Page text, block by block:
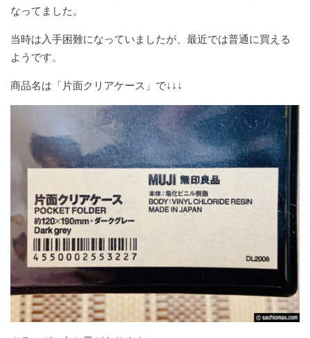
なってました。
当時は入手困難になっていましたが、最近では普通に買える
ようです。
商品名は「片面クリアケース」で↓↓↓